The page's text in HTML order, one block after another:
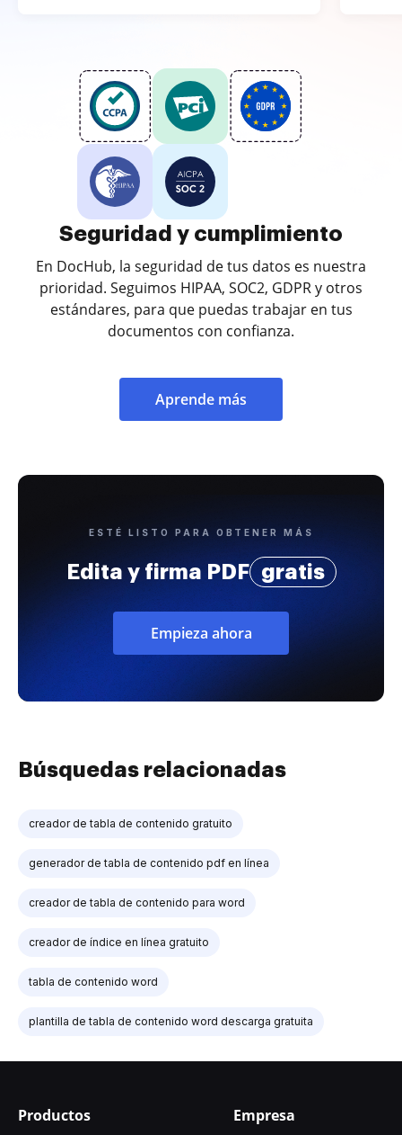
Seguridad y cumplimiento
En DocHub, la seguridad de tus datos es nuestra
prioridad. Seguimos HIPAA, SOC2, GDPR y otros
estándares, para que puedas trabajar en tus
documentos con confianza.
Aprende más
ESTÉ LISTO PARA OBTENER MÁS
Edita y firma PDF gratis
Empieza ahora
Búsquedas relacionadas
creador de tabla de contenido gratuito
generador de tabla de contenido pdf en línea
creador de tabla de contenido para word
creador de índice en línea gratuito
tabla de contenido word
plantilla de tabla de contenido word descarga gratuita
Productos Empresa